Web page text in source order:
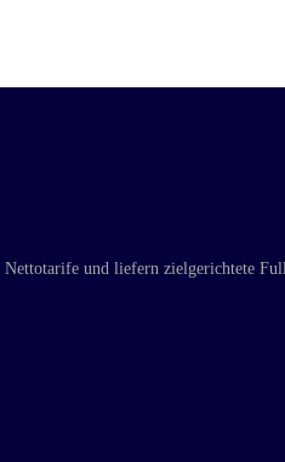
Nettotarife und liefern zielgerichtete